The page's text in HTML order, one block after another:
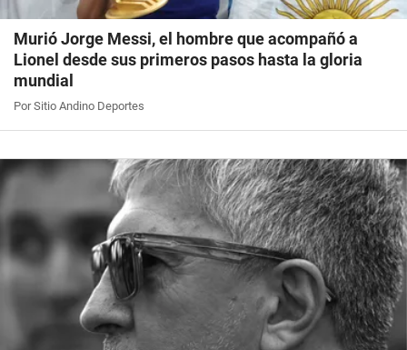
Murió Jorge Messi, el hombre que acompañó a
Lionel desde sus primeros pasos hasta la gloria
mundial
Por Sitio Andino Deportes